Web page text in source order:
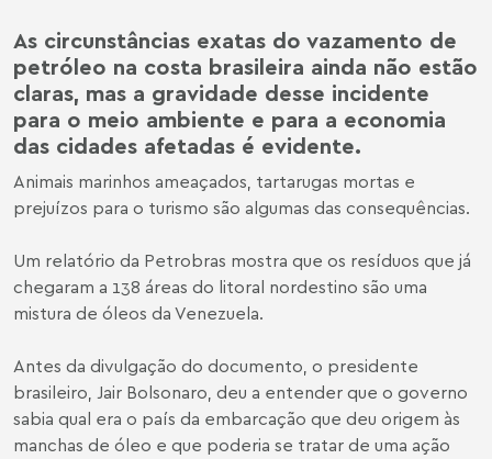
As circunstâncias exatas do vazamento de
petróleo na costa brasileira ainda não estão
claras, mas a gravidade desse incidente
para o meio ambiente e para a economia
das cidades afetadas é evidente.
Animais marinhos ameaçados, tartarugas mortas e
prejuízos para o turismo são algumas das consequências.
Um relatório da Petrobras mostra que os resíduos que já
chegaram a 138 áreas do litoral nordestino são uma
mistura de óleos da Venezuela.
Antes da divulgação do documento, o presidente
brasileiro, Jair Bolsonaro, deu a entender que o governo
sabia qual era o país da embarcação que deu origem às
manchas de óleo e que poderia se tratar de uma ação